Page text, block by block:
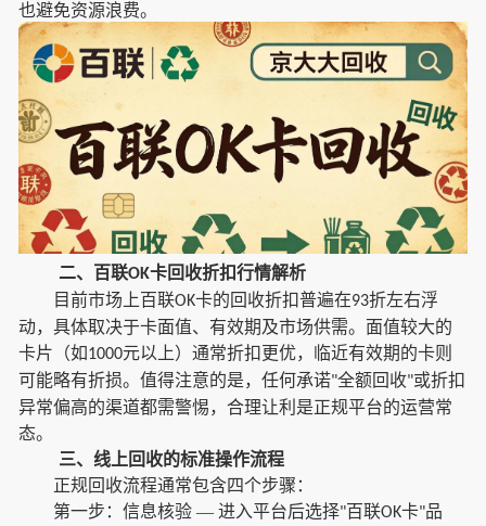
也避免资源浪费。
二、百联OK卡回收折扣行情解析
目前市场上百联OK卡的回收折扣普遍在93折左右浮
动，具体取决于卡面值、有效期及市场供需。面值较大的
卡片（如1000元以上）通常折扣更优，临近有效期的卡则
可能略有折损。值得注意的是，任何承诺"全额回收"或折扣
异常偏高的渠道都需警惕，合理让利是正规平台的运营常
态。
三、线上回收的标准操作流程
正规回收流程通常包含四个步骤：
第一步：信息核验 — 进入平台后选择"百联OK卡"品